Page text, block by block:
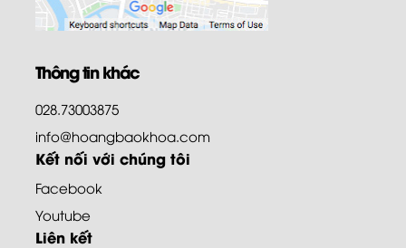
Thông tin khác
028.73003875
info@hoangbaokhoa.com
Kết nối với chúng tôi
Facebook
Youtube
Liên kết